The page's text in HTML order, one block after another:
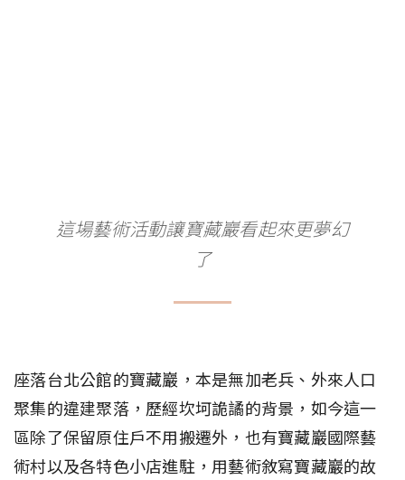
這場藝術活動讓寶藏巖看起來更夢幻
了
座落台北公館的寶藏巖，本是無加老兵、外來人口
聚集的違建聚落，歷經坎坷詭譎的背景，如今這一
區除了保留原住戶不用搬遷外，也有寶藏巖國際藝
術村以及各特色小店進駐，用藝術敘寫寶藏巖的故